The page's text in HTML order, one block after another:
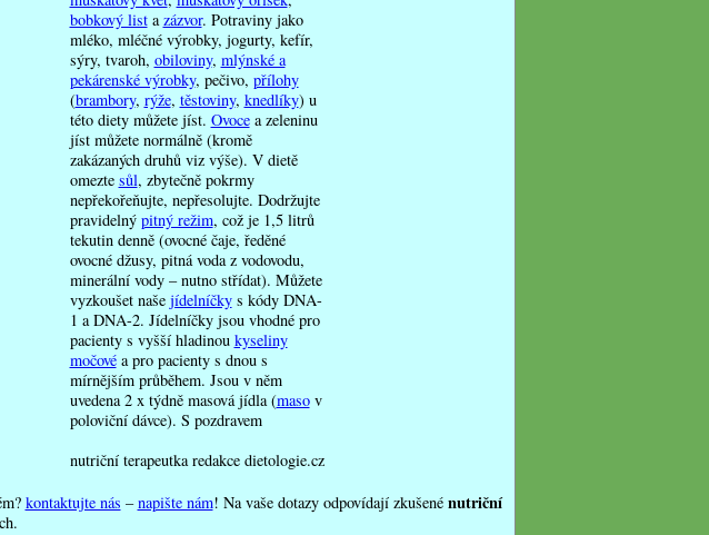
bobkový listazázvor. Potraviny jako
mléko, mléčné výrobky, jogurty, kefír,
sýry, tvaroh, obiloviny, mlýnské a
pekárenské výrobky, pečivo, přílohy
(brambory, rýže, těstoviny, knedlíky) u
této diety můžete jíst. Ovocea zeleninu
jíst můžete normálně (kromě
zakázaných druhů viz výše). V dietě
omezte sůl, zbytečně pokrmy
nepřekořeňujte, nepřesolujte. Dodržujte
pravidelný pitný režim, což je 1,5 litrů
tekutin denně (ovocné čaje, ředěné
ovocné džusy, pitná voda z vodovodu,
minerální vody – nutno střídat). Můžete
vyzkoušet naše jídelníčkys kódy DNA-
1 a DNA-2. Jídelníčky jsou vhodné pro
pacienty s vyšší hladinou kyseliny
močovéa pro pacienty s dnou s
mírnějším průběhem. Jsou v něm
uvedena 2 x týdně masová jídla (masov
poloviční dávce). S pozdravem
nutriční terapeutka redakce dietologie.cz
kontaktujte nás –napište nám! Na vaše dotazy odpovídají zkušené nutriční